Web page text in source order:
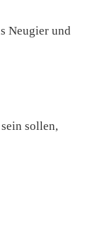
Neugier und
sollen,